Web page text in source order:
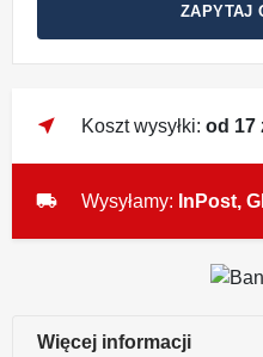
ZAPYTAJ
near_me Koszt wysyłki: od 17
local_shipping Wysyłamy: InPost,
Więcej informacji